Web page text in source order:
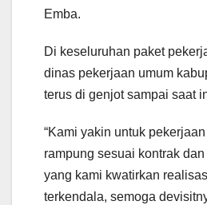
Emba.
Di keseluruhan paket
dinas pekerjaan umum
terus di genjot sampai saat
“Kami yakin untuk
rampung sesuai kontrak
yang kami kwatirkan
terkendala, semoga